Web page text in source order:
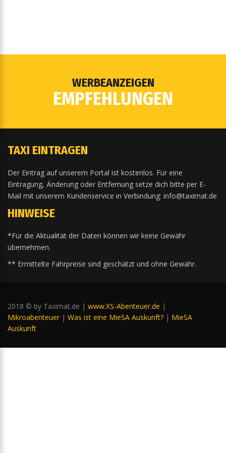
WERBEANZEIGEN
EMPFEHLUNGEN
TAXI EINTRAGEN
Der Eintrag auf unserem Portal ist kostenlos. Für eine
Eintragung, Änderung oder Entfernung setze dich bitte per E-
Mail mit unserem Kundenservice in Verbindung: info@taximat.de
HINWEISE
*Für die Aktualität der Daten können wir keine Gewähr
übernehmen.
** Ermittelte Fahrpreise sind geschätzt und ohne Gewähr.
2018 © by Taximat.de | www.XS-Abenteuer.de |
Mikroabenteuer | Was ist eine MieSA Auskunft? | MieSA
Auskunft